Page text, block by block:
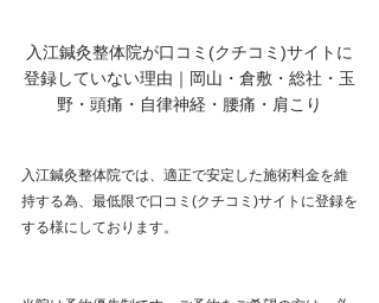
入江鍼灸整体院が口コミ(クチコミ)サイトに
登録していない理由｜岡山・倉敷・総社・玉
野・頭痛・自律神経・腰痛・肩こり
入江鍼灸整体院では、適正で安定した施術料金を維
持する為、最低限で口コミ(クチコミ)サイトに登録を
する様にしております。